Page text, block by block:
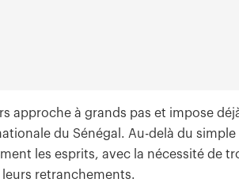
approche à grands pas et impose
du Sénégal. Au-delà du simple
les esprits, avec la nécessité de
retranchements.